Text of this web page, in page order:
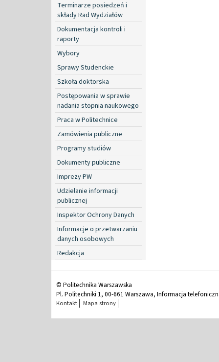
Terminarze posiedzeń i
składy Rad Wydziałów
Dokumentacja kontroli i
raporty
Wybory
Sprawy Studenckie
Szkoła doktorska
Postępowania w sprawie
nadania stopnia naukowego
Praca w Politechnice
Zamówienia publiczne
Programy studiów
Dokumenty publiczne
Imprezy PW
Udzielanie informacji
publicznej
Inspektor Ochrony Danych
Informacje o przetwarzaniu
danych osobowych
Redakcja
© Politechnika Warszawska
Pl. Politechniki 1, 00-661 Warszawa, Informacja
Kontakt Mapa strony